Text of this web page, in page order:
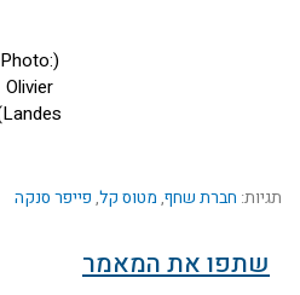
(Photo:
Olivier
Landes)
תגיות: חברת שחף, מטוס קל, פייפר סנקה
שתפו את המאמר